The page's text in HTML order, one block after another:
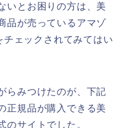
いとお困りの方は、美
品が売っているアマゾ
ェックされてみてはい
らみつけたのが、下記
正規品が購入できる美
のサイトでした。